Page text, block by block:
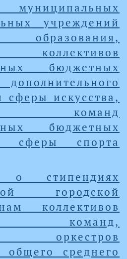
муниципальных
учреждений
коллективов
бюджетных
сферы искусства,
команд
бюджетных
сферы спорта
о стипендиях
городской
коллективов
команд,
оркестров
общего среднего